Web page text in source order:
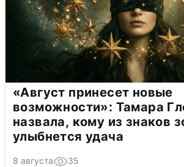
«Август принесет новые
возможности»: Тамара
назвала, кому из знаков
улыбнется удача
8 августа 35